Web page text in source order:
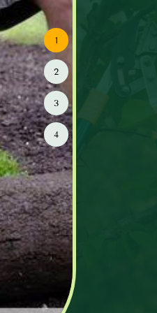
de tondre votre
le déssechage, de lui
et de le traiter. Afin
toute saison, un entretien
de la voir jaunir ou
Jardinier à Ezanville
l’art et respectera vos
ou tondre votre
l’entreprise de jardin
et devenez un de nos
de qualité.
1
2
3
4